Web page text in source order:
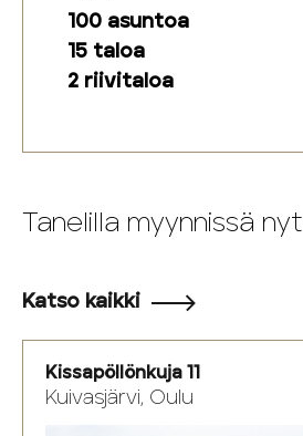
100 asuntoa
15 taloa
2 riivitaloa
Tanelilla myynnissä nyt
Katso kaikki
Kissapöllönkuja 11
Kuivasjärvi, Oulu